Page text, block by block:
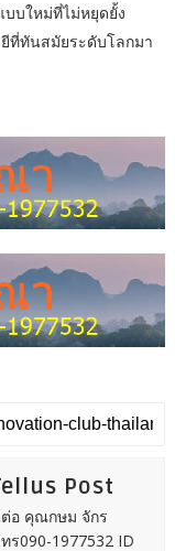
บใหม่ที่ไม่หยุดยั้ง
ที่ทันสมัยระดับโลกมา
Post
อ คุณกษม จักร
ร090-1977532 ID